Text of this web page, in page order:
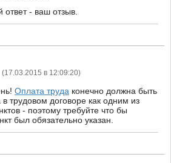
- ваш отзыв.
(17.03.2015 в 12:09:20)
Оплата труда конечно должна быть
трудовом договоре как одним из
- поэтому требуйте что бы
был обязательно указан.